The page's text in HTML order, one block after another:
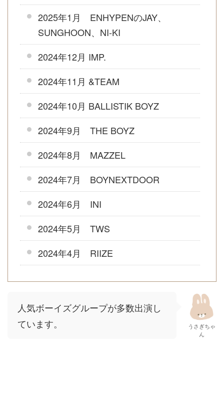
2025年1月 ENHYPENのJAY、
SUNGHOON、NI-KI
2024年12月 IMP.
2024年11月 &TEAM
2024年10月 BALLISTIK BOYZ
2024年9月 THE BOYZ
2024年8月 MAZZEL
2024年7月 BOYNEXTDOOR
2024年6月 INI
2024年5月 TWS
2024年4月 RIIZE
人気ボーイズグループが多数出演し
ています。
うさぎちゃ
ん